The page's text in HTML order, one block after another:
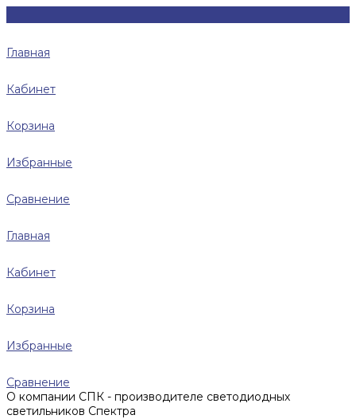
Главная
Кабинет
Корзина
Избранные
Сравнение
Главная
Кабинет
Корзина
Избранные
Сравнение
О компании СПК - производителе светодиодных
светильников Спектра